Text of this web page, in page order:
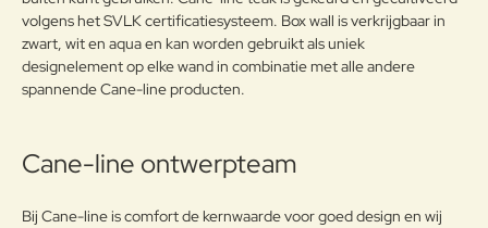
g:
Verder
volgens het SVLK certificatiesysteem. Box wall is verkrijgbaar in
zwart, wit en aqua en kan worden gebruikt als uniek
designelement op elke wand in combinatie met alle andere
spannende Cane-line producten.
Cane-line ontwerpteam
Bij Cane-line is comfort de kernwaarde voor goed design en wij